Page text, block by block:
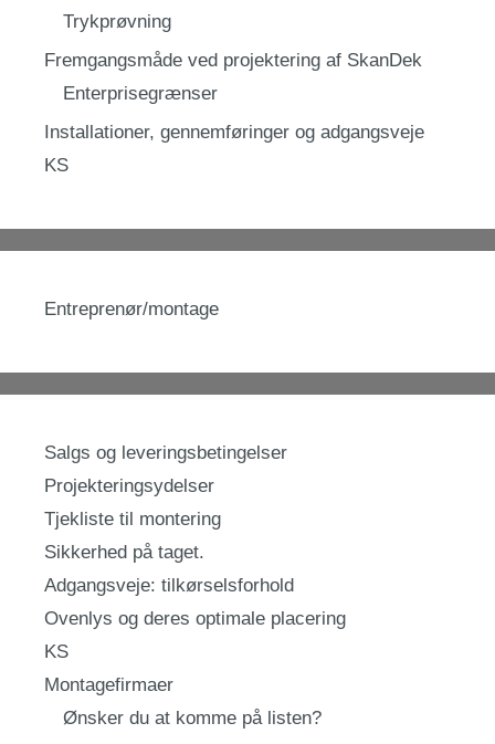
Trykprøvning
Fremgangsmåde ved projektering af SkanDek
Enterprisegrænser
Installationer, gennemføringer og adgangsveje
KS
Entreprenør/montage
Salgs og leveringsbetingelser
Projekteringsydelser
Tjekliste til montering
Sikkerhed på taget.
Adgangsveje: tilkørselsforhold
Ovenlys og deres optimale placering
KS
Montagefirmaer
Ønsker du at komme på listen?